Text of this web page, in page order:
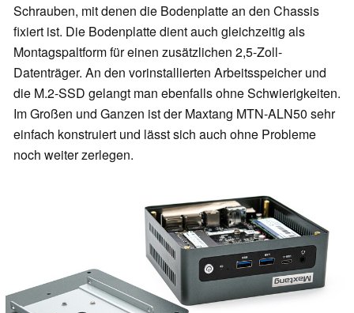
Schrauben, mit denen die Bodenplatte an den Chassis
fixiert ist. Die Bodenplatte dient auch gleichzeitig als
Montagspaltform für einen zusätzlichen 2,5-Zoll-
Datenträger. An den vorinstallierten Arbeitsspeicher und
die M.2-SSD gelangt man ebenfalls ohne Schwierigkeiten.
Im Großen und Ganzen ist der Maxtang MTN-ALN50 sehr
einfach konstruiert und lässt sich auch ohne Probleme
noch weiter zerlegen.